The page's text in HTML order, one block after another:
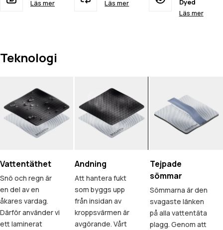
Läs mer Läs mer
Dyed
Läs mer
Teknologi
Vattentäthet
Snö och regn är
en del av en
åkares vardag.
Därför använder vi
ett laminerat
Andning
Att hantera fukt
som byggs upp
från insidan av
kroppsvärmen är
avgörande. Vårt
Tejpade
sömmar
Sömmarna är den
svagaste länken
på alla vattentäta
plagg. Genom att